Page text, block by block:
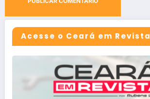
Acesse o Ceará em Revista